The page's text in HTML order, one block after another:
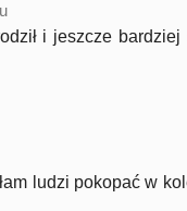
i jeszcze
ludzi pokopać w